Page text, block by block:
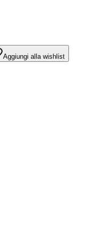
Aggiungi alla wishlist